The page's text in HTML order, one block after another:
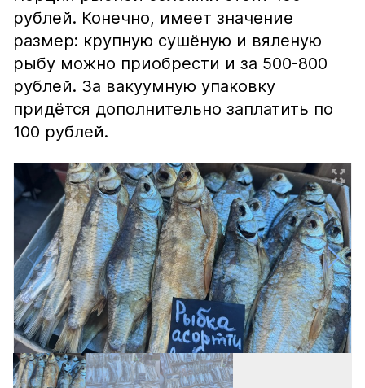
рублей. Конечно, имеет значение
размер: крупную сушёную и вяленую
рыбу можно приобрести и за 500-800
рублей. За вакуумную упаковку
придётся дополнительно заплатить по
100 рублей.